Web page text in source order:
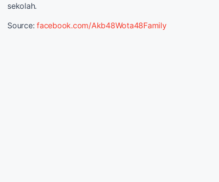
sekolah.
Source: facebook.com/Akb48Wota48Family